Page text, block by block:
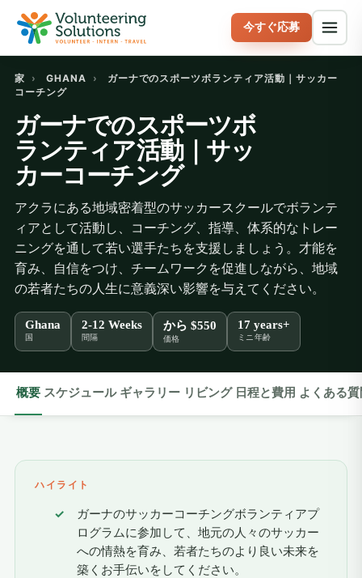
今すぐ応募
家 › GHANA ›
ガーナでのスポーツボランティア活動｜サッカー
コーチング
ガーナでのスポーツボ
ランティア活動｜サッ
カーコーチング
アクラにある地域密着型のサッカースクールでボランテ
ィアとして活動し、コーチング、指導、体系的なトレー
ニングを通して若い選手たちを支援しましょう。才能を
育み、自信をつけ、チームワークを促進しながら、地域
の若者たちの人生に意義深い影響を与えてください。
Ghana
国
2-12 Weeks
間隔
から $550
価格
17 years+
ミニ年齢
概要 スケジュール ギャラリー リビング 日程と費用 よくある質
ハイライト
ガーナのサッカーコーチングボランティアプ
ログラムに参加して、地元の人々のサッカー
への情熱を育み、若者たちのより良い未来を
築くお手伝いをしてください。